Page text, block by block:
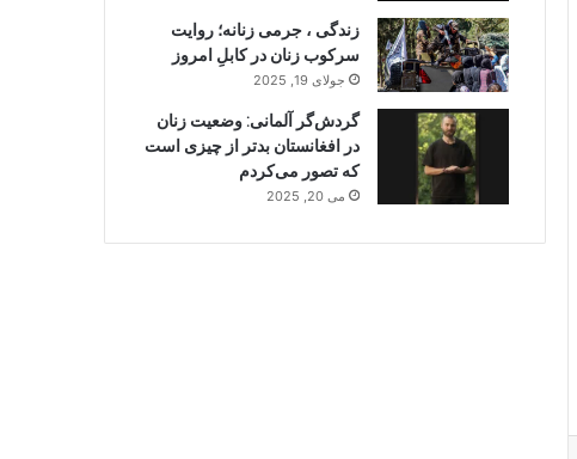
زندگی ، جرمی زنانه؛ روایت
سرکوب زنان در کابلِ امروز
جولای 19, 2025
گردش‌گر آلمانی: وضعیت زنان
در افغانستان بدتر از چیزی است
که تصور می‌کردم
می 20, 2025